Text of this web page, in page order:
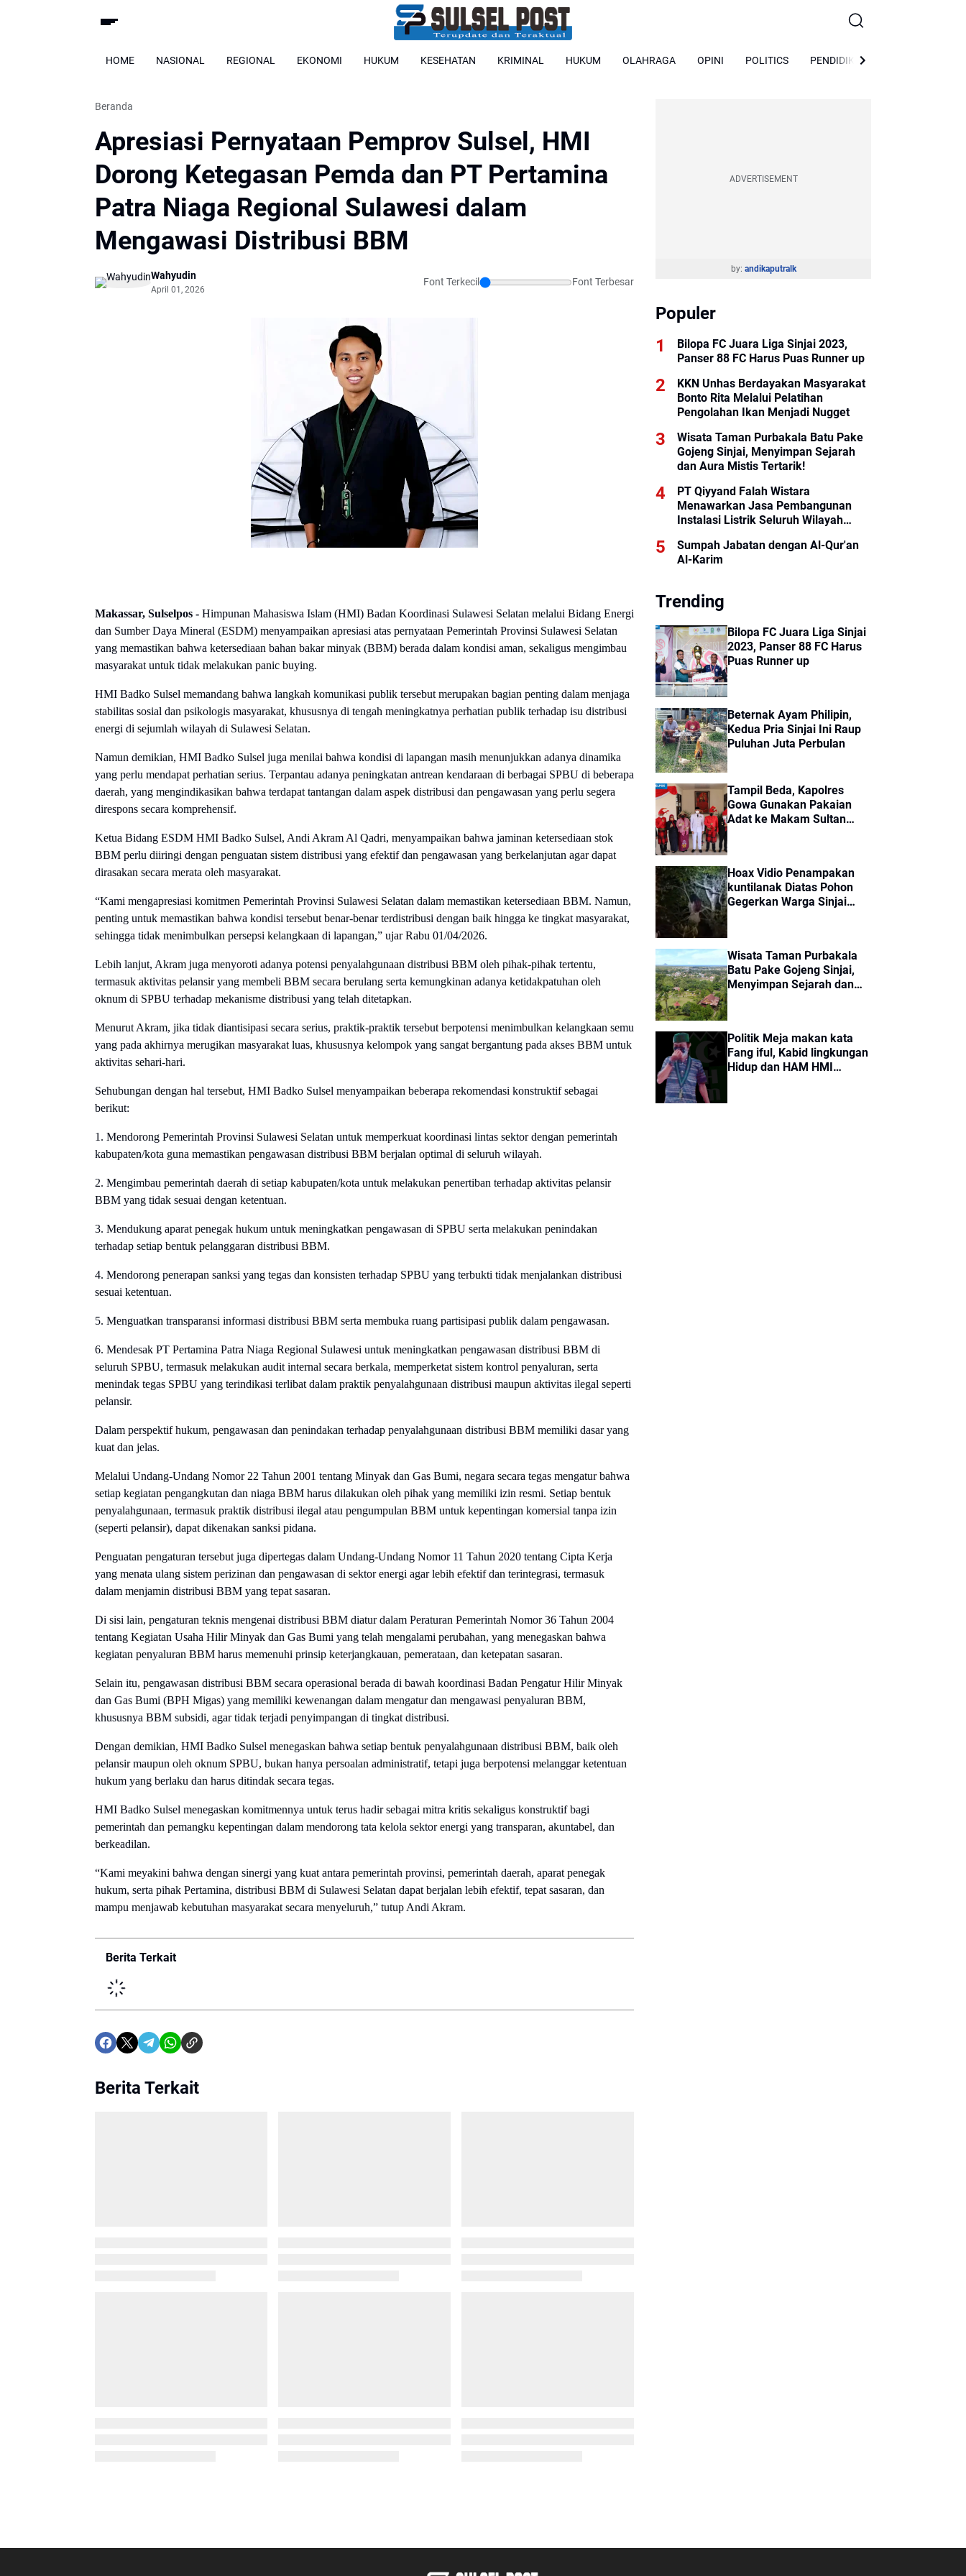
HOME NASIONAL REGIONAL EKONOMI HUKUM KESEHATAN KRIMINAL HUKUM OLAHRAGA OPINI POLITICS PENDIDIKAN
Beranda
Apresiasi Pernyataan Pemprov Sulsel, HMI
Dorong Ketegasan Pemda dan PT Pertamina
Patra Niaga Regional Sulawesi dalam
Mengawasi Distribusi BBM
Wahyudin
April 01, 2026
Font Terkecil Font Terbesar
Makassar, Sulselpos - Himpunan Mahasiswa Islam (HMI) Badan Koordinasi Sulawesi Selatan melalui Bidang Energi
dan Sumber Daya Mineral (ESDM) menyampaikan apresiasi atas pernyataan Pemerintah Provinsi Sulawesi Selatan
yang memastikan bahwa ketersediaan bahan bakar minyak (BBM) berada dalam kondisi aman, sekaligus mengimbau
masyarakat untuk tidak melakukan panic buying.
HMI Badko Sulsel memandang bahwa langkah komunikasi publik tersebut merupakan bagian penting dalam menjaga
stabilitas sosial dan psikologis masyarakat, khususnya di tengah meningkatnya perhatian publik terhadap isu distribusi
energi di sejumlah wilayah di Sulawesi Selatan.
Namun demikian, HMI Badko Sulsel juga menilai bahwa kondisi di lapangan masih menunjukkan adanya dinamika
yang perlu mendapat perhatian serius. Terpantau adanya peningkatan antrean kendaraan di berbagai SPBU di beberapa
daerah, yang mengindikasikan bahwa terdapat tantangan dalam aspek distribusi dan pengawasan yang perlu segera
direspons secara komprehensif.
Ketua Bidang ESDM HMI Badko Sulsel, Andi Akram Al Qadri, menyampaikan bahwa jaminan ketersediaan stok
BBM perlu diiringi dengan penguatan sistem distribusi yang efektif dan pengawasan yang berkelanjutan agar dapat
dirasakan secara merata oleh masyarakat.
“Kami mengapresiasi komitmen Pemerintah Provinsi Sulawesi Selatan dalam memastikan ketersediaan BBM. Namun,
penting untuk memastikan bahwa kondisi tersebut benar-benar terdistribusi dengan baik hingga ke tingkat masyarakat,
sehingga tidak menimbulkan persepsi kelangkaan di lapangan,” ujar Rabu 01/04/2026.
Lebih lanjut, Akram juga menyoroti adanya potensi penyalahgunaan distribusi BBM oleh pihak-pihak tertentu,
termasuk aktivitas pelansir yang membeli BBM secara berulang serta kemungkinan adanya ketidakpatuhan oleh
oknum di SPBU terhadap mekanisme distribusi yang telah ditetapkan.
Menurut Akram, jika tidak diantisipasi secara serius, praktik-praktik tersebut berpotensi menimbulkan kelangkaan semu
yang pada akhirnya merugikan masyarakat luas, khususnya kelompok yang sangat bergantung pada akses BBM untuk
aktivitas sehari-hari.
Sehubungan dengan hal tersebut, HMI Badko Sulsel menyampaikan beberapa rekomendasi konstruktif sebagai
berikut:
1. Mendorong Pemerintah Provinsi Sulawesi Selatan untuk memperkuat koordinasi lintas sektor dengan pemerintah
kabupaten/kota guna memastikan pengawasan distribusi BBM berjalan optimal di seluruh wilayah.
2. Mengimbau pemerintah daerah di setiap kabupaten/kota untuk melakukan penertiban terhadap aktivitas pelansir
BBM yang tidak sesuai dengan ketentuan.
3. Mendukung aparat penegak hukum untuk meningkatkan pengawasan di SPBU serta melakukan penindakan
terhadap setiap bentuk pelanggaran distribusi BBM.
4. Mendorong penerapan sanksi yang tegas dan konsisten terhadap SPBU yang terbukti tidak menjalankan distribusi
sesuai ketentuan.
5. Menguatkan transparansi informasi distribusi BBM serta membuka ruang partisipasi publik dalam pengawasan.
6. Mendesak PT Pertamina Patra Niaga Regional Sulawesi untuk meningkatkan pengawasan distribusi BBM di
seluruh SPBU, termasuk melakukan audit internal secara berkala, memperketat sistem kontrol penyaluran, serta
menindak tegas SPBU yang terindikasi terlibat dalam praktik penyalahgunaan distribusi maupun aktivitas ilegal seperti
pelansir.
Dalam perspektif hukum, pengawasan dan penindakan terhadap penyalahgunaan distribusi BBM memiliki dasar yang
kuat dan jelas.
Melalui Undang-Undang Nomor 22 Tahun 2001 tentang Minyak dan Gas Bumi, negara secara tegas mengatur bahwa
setiap kegiatan pengangkutan dan niaga BBM harus dilakukan oleh pihak yang memiliki izin resmi. Setiap bentuk
penyalahgunaan, termasuk praktik distribusi ilegal atau pengumpulan BBM untuk kepentingan komersial tanpa izin
(seperti pelansir), dapat dikenakan sanksi pidana.
Penguatan pengaturan tersebut juga dipertegas dalam Undang-Undang Nomor 11 Tahun 2020 tentang Cipta Kerja
yang menata ulang sistem perizinan dan pengawasan di sektor energi agar lebih efektif dan terintegrasi, termasuk
dalam menjamin distribusi BBM yang tepat sasaran.
Di sisi lain, pengaturan teknis mengenai distribusi BBM diatur dalam Peraturan Pemerintah Nomor 36 Tahun 2004
tentang Kegiatan Usaha Hilir Minyak dan Gas Bumi yang telah mengalami perubahan, yang menegaskan bahwa
kegiatan penyaluran BBM harus memenuhi prinsip keterjangkauan, pemerataan, dan ketepatan sasaran.
Selain itu, pengawasan distribusi BBM secara operasional berada di bawah koordinasi Badan Pengatur Hilir Minyak
dan Gas Bumi (BPH Migas) yang memiliki kewenangan dalam mengatur dan mengawasi penyaluran BBM,
khususnya BBM subsidi, agar tidak terjadi penyimpangan di tingkat distribusi.
Dengan demikian, HMI Badko Sulsel menegaskan bahwa setiap bentuk penyalahgunaan distribusi BBM, baik oleh
pelansir maupun oleh oknum SPBU, bukan hanya persoalan administratif, tetapi juga berpotensi melanggar ketentuan
hukum yang berlaku dan harus ditindak secara tegas.
HMI Badko Sulsel menegaskan komitmennya untuk terus hadir sebagai mitra kritis sekaligus konstruktif bagi
pemerintah dan pemangku kepentingan dalam mendorong tata kelola sektor energi yang transparan, akuntabel, dan
berkeadilan.
“Kami meyakini bahwa dengan sinergi yang kuat antara pemerintah provinsi, pemerintah daerah, aparat penegak
hukum, serta pihak Pertamina, distribusi BBM di Sulawesi Selatan dapat berjalan lebih efektif, tepat sasaran, dan
mampu menjawab kebutuhan masyarakat secara menyeluruh,” tutup Andi Akram.
Berita Terkait
Berita Terkait
ADVERTISEMENT
by: andikaputralk
Populer
Bilopa FC Juara Liga Sinjai 2023,
Panser 88 FC Harus Puas Runner up
KKN Unhas Berdayakan Masyarakat
Bonto Rita Melalui Pelatihan
Pengolahan Ikan Menjadi Nugget
Wisata Taman Purbakala Batu Pake
Gojeng Sinjai, Menyimpan Sejarah
dan Aura Mistis Tertarik!
PT Qiyyand Falah Wistara
Menawarkan Jasa Pembangunan
Instalasi Listrik Seluruh Wilayah
Sumpah Jabatan dengan Al-Qur'an
Al-Karim
Trending
Bilopa FC Juara Liga Sinjai
2023, Panser 88 FC Harus
Puas Runner up
Beternak Ayam Philipin,
Kedua Pria Sinjai Ini Raup
Puluhan Juta Perbulan
Tampil Beda, Kapolres
Gowa Gunakan Pakaian
Adat ke Makam Sultan
Hoax Vidio Penampakan
kuntilanak Diatas Pohon
Gegerkan Warga Sinjai
Wisata Taman Purbakala
Batu Pake Gojeng Sinjai,
Menyimpan Sejarah dan
Politik Meja makan kata
Fang iful, Kabid lingkungan
Hidup dan HAM HMI